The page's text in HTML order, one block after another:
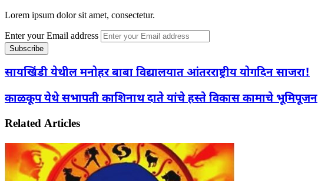
Lorem ipsum dolor sit amet, consectetur.
Enter your Email address
सायखिंडी येथील मनोहर बाबा विद्यालयात आंतरराष्ट्रीय योगदिन साजरा!
काळकूप येथे सभापती काशिनाथ दाते यांचे हस्ते विकास कामाचे भूमिपूजन
Related Articles